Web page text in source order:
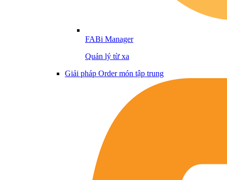
FABi Manager
Quản lý từ xa
Giải pháp Order món tập trung